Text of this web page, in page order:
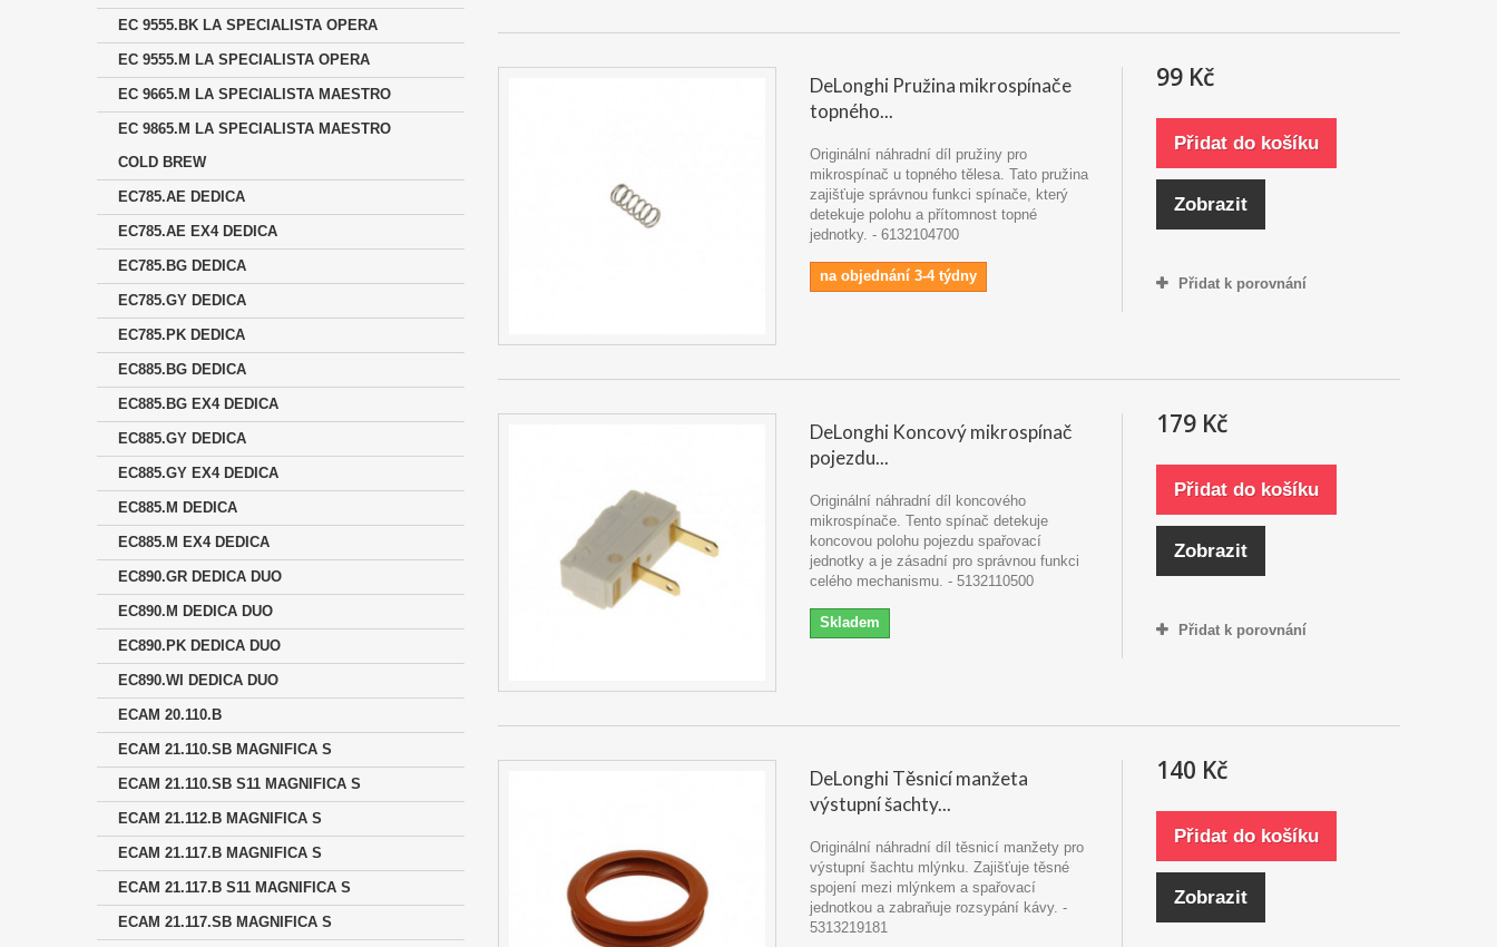
EC 9555.BK LA SPECIALISTA OPERA
EC 9555.M LA SPECIALISTA OPERA
EC 9665.M LA SPECIALISTA MAESTRO
EC 9865.M LA SPECIALISTA MAESTRO
COLD BREW
EC785.AE DEDICA
EC785.AE EX4 DEDICA
EC785.BG DEDICA
EC785.GY DEDICA
EC785.PK DEDICA
EC885.BG DEDICA
EC885.BG EX4 DEDICA
EC885.GY DEDICA
EC885.GY EX4 DEDICA
EC885.M DEDICA
EC885.M EX4 DEDICA
EC890.GR DEDICA DUO
EC890.M DEDICA DUO
EC890.PK DEDICA DUO
EC890.WI DEDICA DUO
ECAM 20.110.B
ECAM 21.110.SB MAGNIFICA S
ECAM 21.110.SB S11 MAGNIFICA S
ECAM 21.112.B MAGNIFICA S
ECAM 21.117.B MAGNIFICA S
ECAM 21.117.B S11 MAGNIFICA S
ECAM 21.117.SB MAGNIFICA S
DeLonghi Pružina mikrospínače
topného...
Originální náhradní díl pružiny pro
mikrospínač u topného tělesa. Tato pružina
zajišťuje správnou funkci spínače, který
detekuje polohu a přítomnost topné
jednotky. - 6132104700
na objednání 3-4 týdny
99 Kč
Přidat do košíku
Zobrazit
Přidat k porovnání
DeLonghi Koncový mikrospínač
pojezdu...
Originální náhradní díl koncového
mikrospínače. Tento spínač detekuje
koncovou polohu pojezdu spařovací
jednotky a je zásadní pro správnou funkci
celého mechanismu. - 5132110500
Skladem
179 Kč
Přidat do košíku
Zobrazit
Přidat k porovnání
DeLonghi Těsnicí manžeta
výstupní šachty...
Originální náhradní díl těsnicí manžety pro
výstupní šachtu mlýnku. Zajišťuje těsné
spojení mezi mlýnkem a spařovací
jednotkou a zabraňuje rozsypání kávy. -
5313219181
140 Kč
Přidat do košíku
Zobrazit